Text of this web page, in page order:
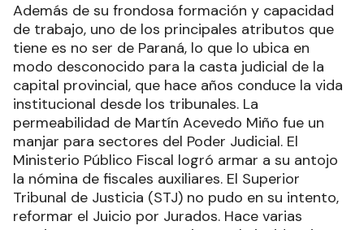
Además de su frondosa formación y capacidad
de trabajo, uno de los principales atributos que
tiene es no ser de Paraná, lo que lo ubica en
modo desconocido para la casta judicial de la
capital provincial, que hace años conduce la vida
institucional desde los tribunales. La
permeabilidad de Martín Acevedo Miño fue un
manjar para sectores del Poder Judicial. El
Ministerio Público Fiscal logró armar a su antojo
la nómina de fiscales auxiliares. El Superior
Tribunal de Justicia (STJ) no pudo en su intento,
reformar el Juicio por Jurados. Hace varias